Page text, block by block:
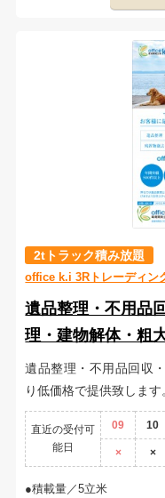
2tトラック積み放題
office k.i 3Rトレーディン
遺品整理・不用品
理・建物解体・粗
遺品整理・不用品回収
り低価格で提供致します
直近の受付可
能日
09 10
× ×
積載量／5立米